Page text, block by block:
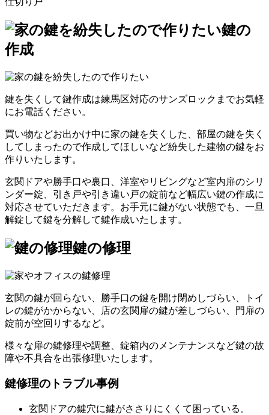
鍵の
作成
鍵を失くして鍵作成は練馬区対応のサンズロックまでお気軽
にお電話ください。
買い物などお出かけ中に家の鍵を失くした、部屋の鍵を失く
してしまったので作成してほしいなど紛失した建物の鍵をお
作りいたします。
玄関ドアや勝手口や裏口、洋室やリビングなど室内扉のシリ
ンダー錠、引き戸や引き違い戸の錠前など幅広い鍵の作成に
対応させていただきます。お手元に鍵がない状態でも、一旦
解錠して鍵を分解して鍵作成いたします。
鍵の修理
玄関の鍵が回らない、勝手口の鍵を開け閉めしづらい、トイ
レの鍵がかからない、店の玄関扉の鍵が差しづらい、門扉の
錠前が空回りするなど。
様々な扉の鍵修理や調整、錠箱内のメンテナンスなど鍵の故
障や不具合を出張修理いたします。
鍵修理のトラブル事例
玄関ドアの鍵穴に鍵がささりにくくて困っている。